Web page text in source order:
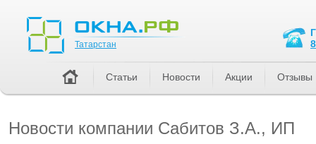
Новости компании Сабитов З.А., ИП
Татарстан
Статьи Новости Акции Отзывы